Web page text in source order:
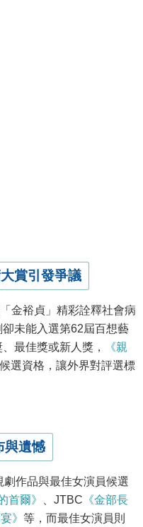
賞引發爭議
金裕貞」精彩詮釋社會病
未能入選第62屆百想藝
最佳獎或新人獎，
《親
選資格，讓外界對評選標
與遺憾
作品與最佳女演員候選
首爾》 、JTBC 《金部長
》 等，而最佳女演員則